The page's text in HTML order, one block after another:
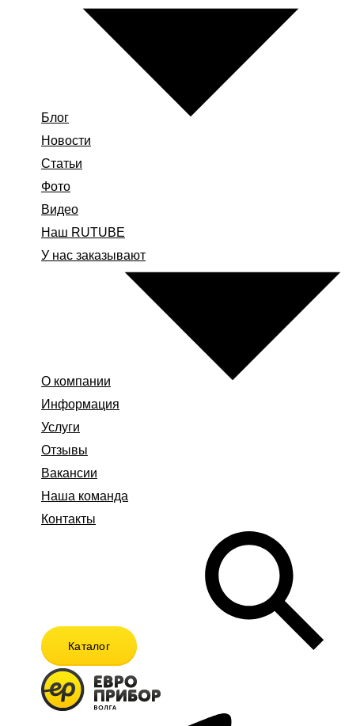
Блог
Новости
Статьи
Фото
Видео
Наш RUTUBE
У нас заказывают
О компании
Информация
Услуги
Отзывы
Вакансии
Наша команда
Контакты
Каталог